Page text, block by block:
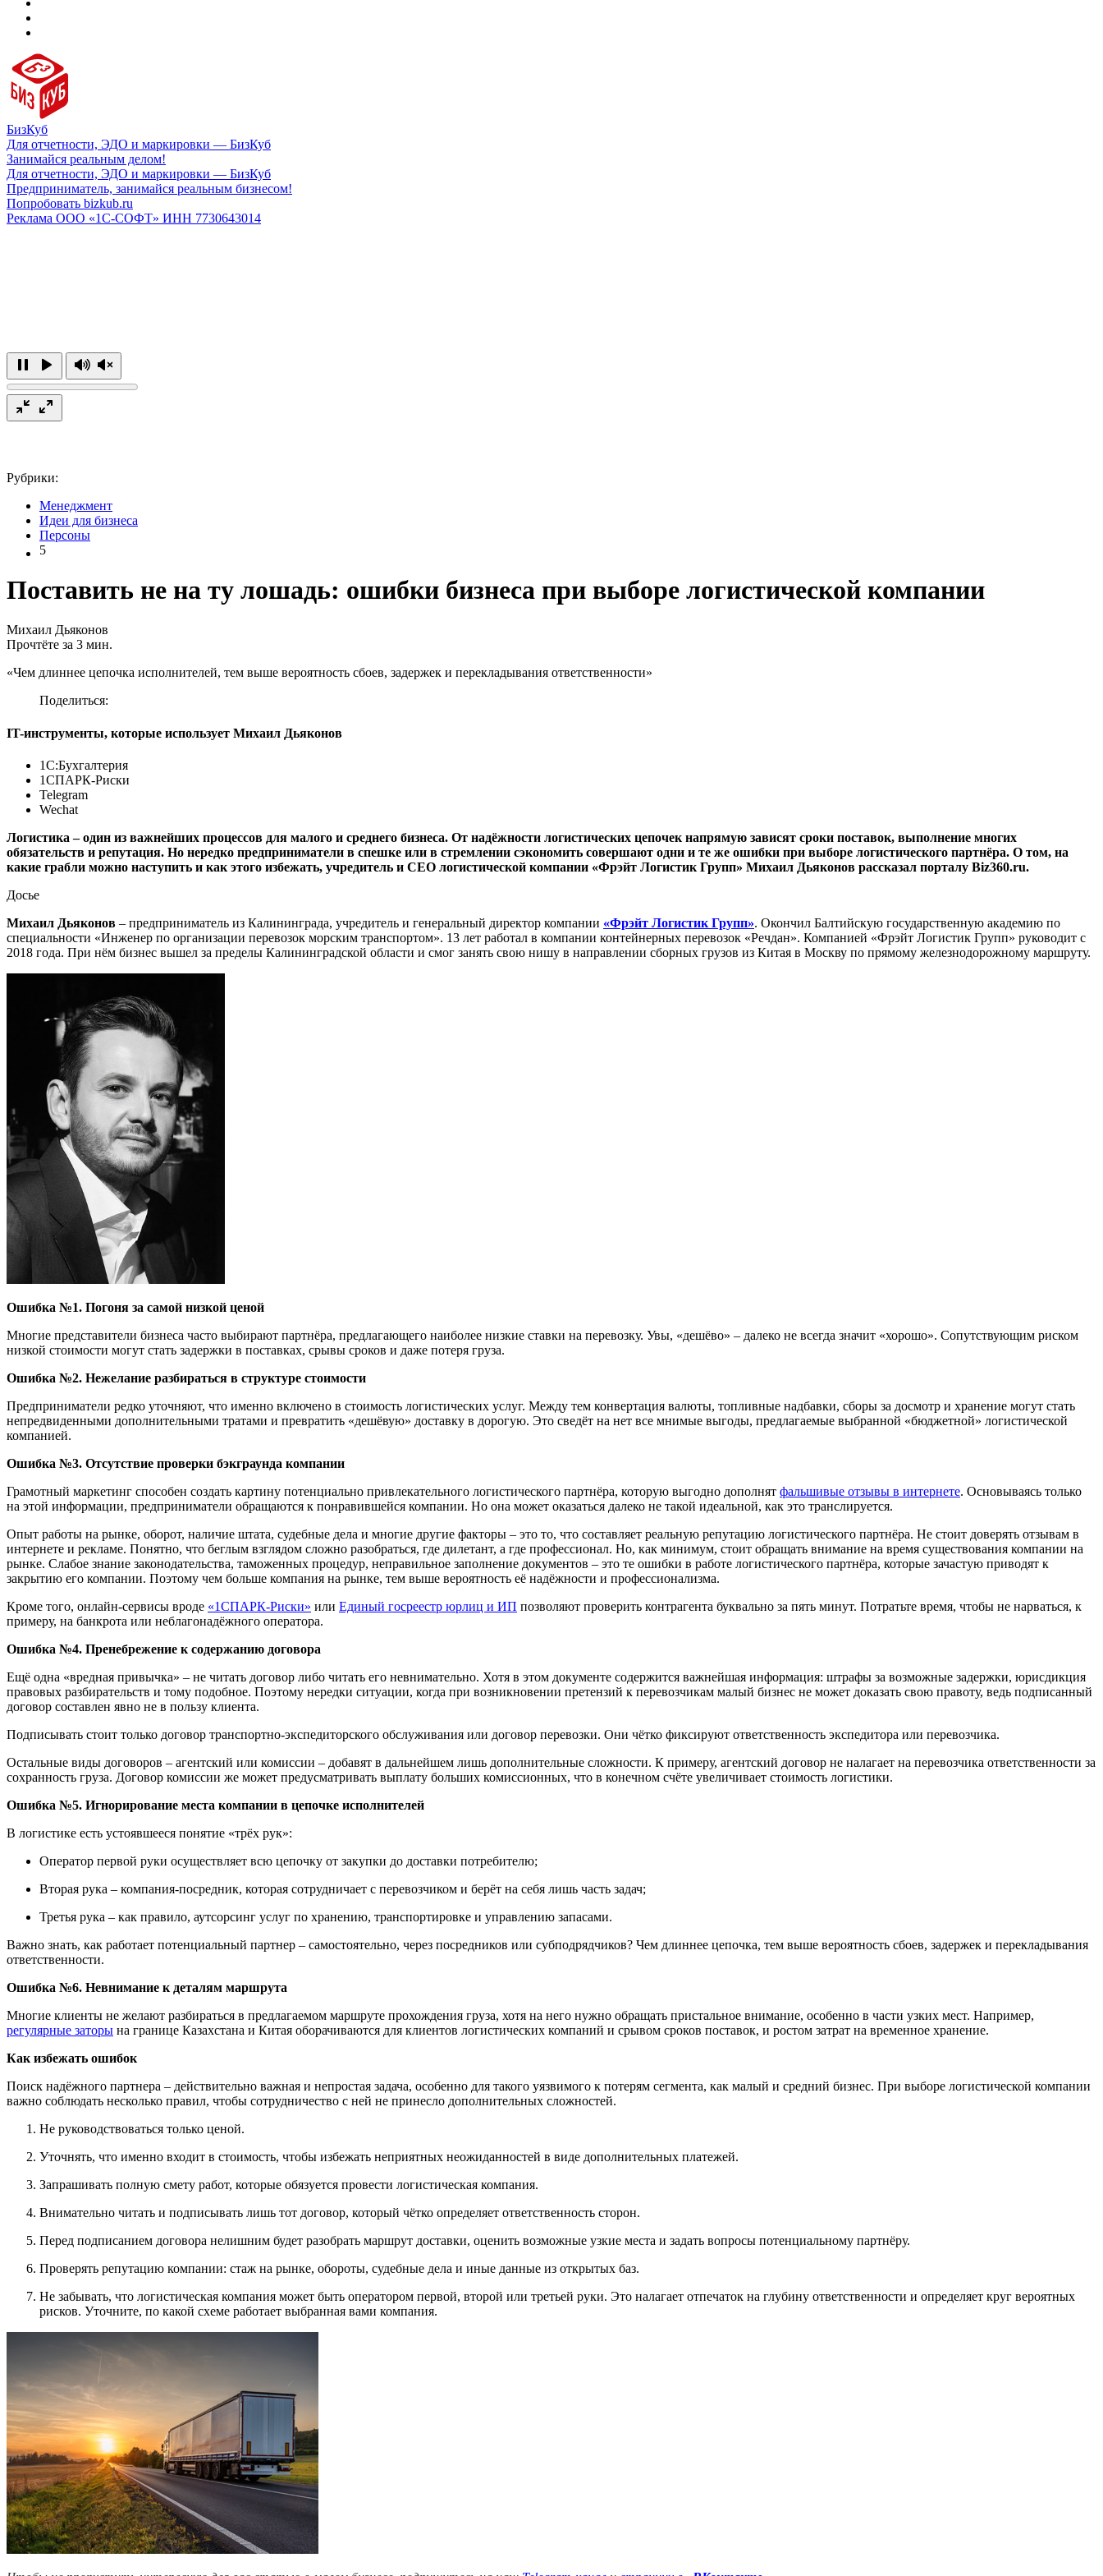
БизКуб
Для отчетности, ЭДО и маркировки — БизКуб
Занимайся реальным делом!
Для отчетности, ЭДО и маркировки — БизКуб
Предприниматель, занимайся реальным бизнесом!
Попробовать bizkub.ru
Реклама ООО «1С-СОФТ» ИНН 7730643014
Рубрики:
Менеджмент
Идеи для бизнеса
Персоны
5
Поставить не на ту лошадь: ошибки бизнеса при выборе логистической компании
Михаил Дьяконов
Прочтёте за 3 мин.
«Чем длиннее цепочка исполнителей, тем выше вероятность сбоев, задержек и перекладывания ответственности»
Поделиться:
IT-инструменты, которые использует Михаил Дьяконов
1С:Бухгалтерия
1СПАРК-Риски
Telegram
Wechat
Логистика – один из важнейших процессов для малого и среднего бизнеса. От надёжности логистических цепочек напрямую зависят сроки поставок, выполнение многих
обязательств и репутация. Но нередко предприниматели в спешке или в стремлении сэкономить совершают одни и те же ошибки при выборе логистического партнёра. О том, на
какие грабли можно наступить и как этого избежать, учредитель и CEO логистической компании «Фрэйт Логистик Групп» Михаил Дьяконов рассказал порталу Biz360.ru.
Досье
Михаил Дьяконов – предприниматель из Калининграда, учредитель и генеральный директор компании «Фрэйт Логистик Групп». Окончил Балтийскую государственную академию по
специальности «Инженер по организации перевозок морским транспортом». 13 лет работал в компании контейнерных перевозок «Речдан». Компанией «Фрэйт Логистик Групп» руководит с
2018 года. При нём бизнес вышел за пределы Калининградской области и смог занять свою нишу в направлении сборных грузов из Китая в Москву по прямому железнодорожному маршруту.
Ошибка №1. Погоня за самой низкой ценой
Многие представители бизнеса часто выбирают партнёра, предлагающего наиболее низкие ставки на перевозку. Увы, «дешёво» – далеко не всегда значит «хорошо». Сопутствующим риском
низкой стоимости могут стать задержки в поставках, срывы сроков и даже потеря груза.
Ошибка №2. Нежелание разбираться в структуре стоимости
Предприниматели редко уточняют, что именно включено в стоимость логистических услуг. Между тем конвертация валюты, топливные надбавки, сборы за досмотр и хранение могут стать
непредвиденными дополнительными тратами и превратить «дешёвую» доставку в дорогую. Это сведёт на нет все мнимые выгоды, предлагаемые выбранной «бюджетной» логистической
компанией.
Ошибка №3. Отсутствие проверки бэкграунда компании
Грамотный маркетинг способен создать картину потенциально привлекательного логистического партнёра, которую выгодно дополнят фальшивые отзывы в интернете. Основываясь только
на этой информации, предприниматели обращаются к понравившейся компании. Но она может оказаться далеко не такой идеальной, как это транслируется.
Опыт работы на рынке, оборот, наличие штата, судебные дела и многие другие факторы – это то, что составляет реальную репутацию логистического партнёра. Не стоит доверять отзывам в
интернете и рекламе. Понятно, что беглым взглядом сложно разобраться, где дилетант, а где профессионал. Но, как минимум, стоит обращать внимание на время существования компании на
рынке. Слабое знание законодательства, таможенных процедур, неправильное заполнение документов – это те ошибки в работе логистического партнёра, которые зачастую приводят к
закрытию его компании. Поэтому чем больше компания на рынке, тем выше вероятность её надёжности и профессионализма.
Кроме того, онлайн-сервисы вроде «1СПАРК-Риски» или Единый госреестр юрлиц и ИП позволяют проверить контрагента буквально за пять минут. Потратьте время, чтобы не нарваться, к
примеру, на банкрота или неблагонадёжного оператора.
Ошибка №4. Пренебрежение к содержанию договора
Ещё одна «вредная привычка» – не читать договор либо читать его невнимательно. Хотя в этом документе содержится важнейшая информация: штрафы за возможные задержки, юрисдикция
правовых разбирательств и тому подобное. Поэтому нередки ситуации, когда при возникновении претензий к перевозчикам малый бизнес не может доказать свою правоту, ведь подписанный
договор составлен явно не в пользу клиента.
Подписывать стоит только договор транспортно-экспедиторского обслуживания или договор перевозки. Они чётко фиксируют ответственность экспедитора или перевозчика.
Остальные виды договоров – агентский или комиссии – добавят в дальнейшем лишь дополнительные сложности. К примеру, агентский договор не налагает на перевозчика ответственности за
сохранность груза. Договор комиссии же может предусматривать выплату больших комиссионных, что в конечном счёте увеличивает стоимость логистики.
Ошибка №5. Игнорирование места компании в цепочке исполнителей
В логистике есть устоявшееся понятие «трёх рук»:
Оператор первой руки осуществляет всю цепочку от закупки до доставки потребителю;
Вторая рука – компания-посредник, которая сотрудничает с перевозчиком и берёт на себя лишь часть задач;
Третья рука – как правило, аутсорсинг услуг по хранению, транспортировке и управлению запасами.
Важно знать, как работает потенциальный партнер – самостоятельно, через посредников или субподрядчиков? Чем длиннее цепочка, тем выше вероятность сбоев, задержек и перекладывания
ответственности.
Ошибка №6. Невнимание к деталям маршрута
Многие клиенты не желают разбираться в предлагаемом маршруте прохождения груза, хотя на него нужно обращать пристальное внимание, особенно в части узких мест. Например,
регулярные заторы на границе Казахстана и Китая оборачиваются для клиентов логистических компаний и срывом сроков поставок, и ростом затрат на временное хранение.
Как избежать ошибок
Поиск надёжного партнера – действительно важная и непростая задача, особенно для такого уязвимого к потерям сегмента, как малый и средний бизнес. При выборе логистической компании
важно соблюдать несколько правил, чтобы сотрудничество с ней не принесло дополнительных сложностей.
Не руководствоваться только ценой.
Уточнять, что именно входит в стоимость, чтобы избежать неприятных неожиданностей в виде дополнительных платежей.
Запрашивать полную смету работ, которые обязуется провести логистическая компания.
Внимательно читать и подписывать лишь тот договор, который чётко определяет ответственность сторон.
Перед подписанием договора нелишним будет разобрать маршрут доставки, оценить возможные узкие места и задать вопросы потенциальному партнёру.
Проверять репутацию компании: стаж на рынке, обороты, судебные дела и иные данные из открытых баз.
Не забывать, что логистическая компания может быть оператором первой, второй или третьей руки. Это налагает отпечаток на глубину ответственности и определяет круг вероятных
рисков. Уточните, по какой схеме работает выбранная вами компания.